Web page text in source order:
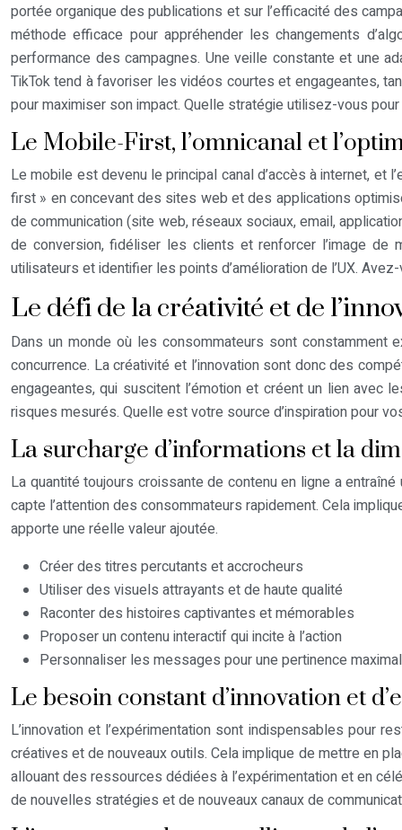
portée organique des publications et sur l’efficacité des
méthode efficace pour appréhender les changements
performance des campagnes. Une veille constante et une
TikTok tend à favoriser les vidéos courtes et engageantes,
pour maximiser son impact. Quelle stratégie utilisez-vous
Le Mobile-First, l’omnicanal et
Le mobile est devenu le principal canal d’accès à internet,
first » en concevant des sites web et des applications
de communication (site web, réseaux sociaux, email,
de conversion, fidéliser les clients et renforcer l’image de
utilisateurs et identifier les points d’amélioration de l’UX.
Le défi de la créativité et de
Dans un monde où les consommateurs sont
concurrence. La créativité et l’innovation sont donc des
engageantes, qui suscitent l’émotion et créent un lien avec
risques mesurés. Quelle est votre source d’inspiration pour
La surcharge d’informations et la
La quantité toujours croissante de contenu en ligne a
capte l’attention des consommateurs rapidement. Cela
apporte une réelle valeur ajoutée.
Créer des titres percutants et accrocheurs
Utiliser des visuels attrayants et de haute qualité
Raconter des histoires captivantes et mémorables
Proposer un contenu interactif qui incite à l’action
Personnaliser les messages pour une pertinence
Le besoin constant d’innovation et
L’innovation et l’expérimentation sont indispensables pour
créatives et de nouveaux outils. Cela implique de mettre en
allouant des ressources dédiées à l’expérimentation et en
de nouvelles stratégies et de nouveaux canaux de